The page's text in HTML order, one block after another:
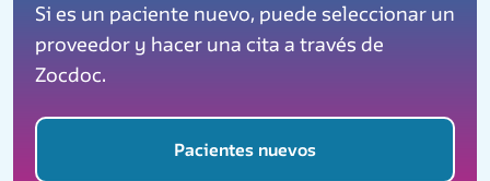
Si es un paciente nuevo, puede seleccionar un
proveedor y hacer una cita a través de
Zocdoc.
Pacientes nuevos